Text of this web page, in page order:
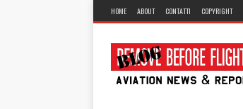
HOME ABOUT CONTATTI COPYRIGHT